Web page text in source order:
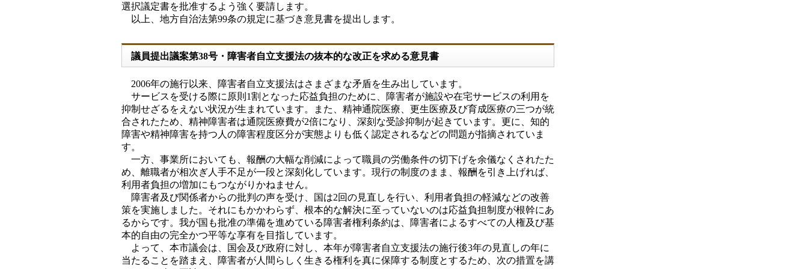
選択議定書を批准するよう強く要請します。
以上、地方自治法第99条の規定に基づき意見書を提出します。
議員提出議案第38号・障害者自立支援法の抜本的な改正を求める意見書
2006年の施行以来、障害者自立支援法はさまざまな矛盾を生み出しています。
サービスを受ける際に原則1割となった応益負担のために、障害者が施設や在宅サービスの利用を
抑制せざるをえない状況が生まれています。また、精神通院医療、更生医療及び育成医療の三つが統
合されたため、精神障害者は通院医療費が2倍になり、深刻な受診抑制が起きています。更に、知的
障害や精神障害を持つ人の障害程度区分が実態よりも低く認定されるなどの問題が指摘されていま
す。
一方、事業所においても、報酬の大幅な削減によって職員の労働条件の切下げを余儀なくされたた
め、離職者が相次ぎ人手不足が一段と深刻化しています。現行の制度のまま、報酬を引き上げれば、
利用者負担の増加にもつながりかねません。
障害者及び関係者からの批判の声を受け、国は2回の見直しを行い、利用者負担の軽減などの改善
策を実施しました。それにもかかわらず、根本的な解決に至っていないのは応益負担制度が根幹にあ
るからです。我が国も批准の準備を進めている障害者権利条約は、障害者によるすべての人権及び基
本的自由の完全かつ平等な享有を目指しています。
よって、本市議会は、国会及び政府に対し、本年が障害者自立支援法の施行後3年の見直しの年に
当たることを踏まえ、障害者が人間らしく生きる権利を真に保障する制度とするため、次の措置を講